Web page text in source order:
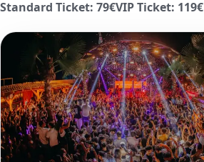
Standard Ticket: 79€VIP Ticket: 119€